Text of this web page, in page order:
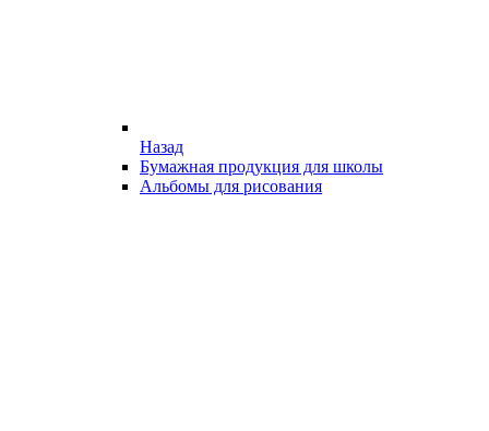
Назад
Бумажная продукция для школы
Альбомы для рисования